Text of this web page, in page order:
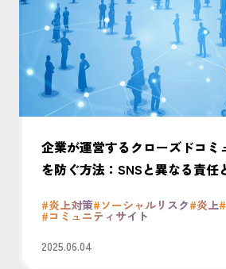
企業が運営するクローズドコミ
を防ぐ方法：SNSと異なる責任
#炎上対策#ソーシャルリスク#炎上
#コミュニティサイト
2025.06.04